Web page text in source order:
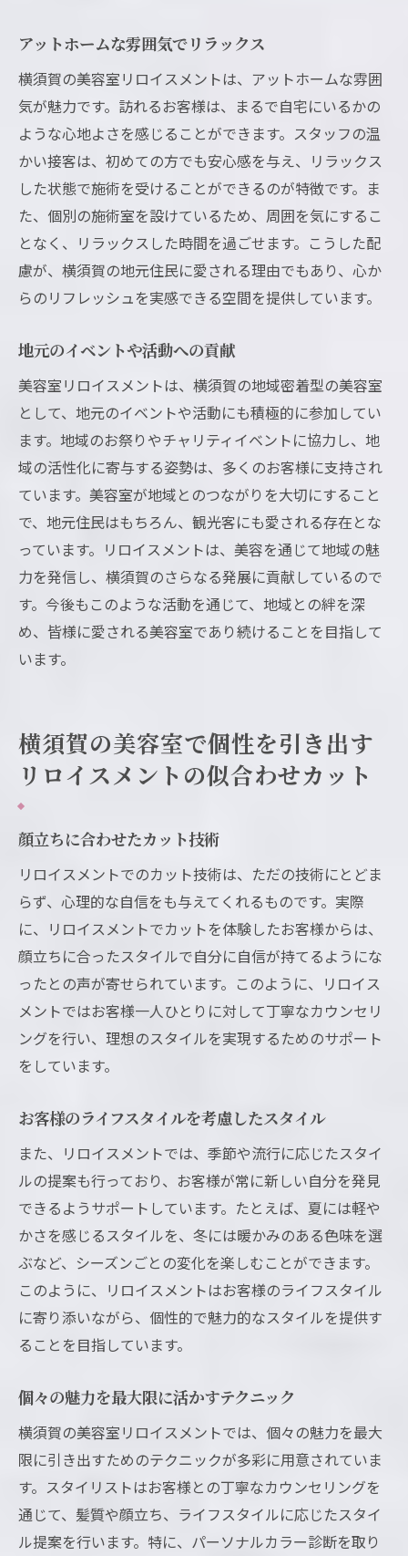
アットホームな雰囲気でリラックス
横須賀の美容室リロイスメントは、アットホームな雰囲
気が魅力です。訪れるお客様は、まるで自宅にいるかの
ような心地よさを感じることができます。スタッフの温
かい接客は、初めての方でも安心感を与え、リラックス
した状態で施術を受けることができるのが特徴です。ま
た、個別の施術室を設けているため、周囲を気にするこ
となく、リラックスした時間を過ごせます。こうした配
慮が、横須賀の地元住民に愛される理由でもあり、心か
らのリフレッシュを実感できる空間を提供しています。
地元のイベントや活動への貢献
美容室リロイスメントは、横須賀の地域密着型の美容室
として、地元のイベントや活動にも積極的に参加してい
ます。地域のお祭りやチャリティイベントに協力し、地
域の活性化に寄与する姿勢は、多くのお客様に支持され
ています。美容室が地域とのつながりを大切にすること
で、地元住民はもちろん、観光客にも愛される存在とな
っています。リロイスメントは、美容を通じて地域の魅
力を発信し、横須賀のさらなる発展に貢献しているので
す。今後もこのような活動を通じて、地域との絆を深
め、皆様に愛される美容室であり続けることを目指して
います。
横須賀の美容室で個性を引き出す
リロイスメントの似合わせカット
顔立ちに合わせたカット技術
リロイスメントでのカット技術は、ただの技術にとどま
らず、心理的な自信をも与えてくれるものです。実際
に、リロイスメントでカットを体験したお客様からは、
顔立ちに合ったスタイルで自分に自信が持てるようにな
ったとの声が寄せられています。このように、リロイス
メントではお客様一人ひとりに対して丁寧なカウンセリ
ングを行い、理想のスタイルを実現するためのサポート
をしています。
お客様のライフスタイルを考慮したスタイル
また、リロイスメントでは、季節や流行に応じたスタイ
ルの提案も行っており、お客様が常に新しい自分を発見
できるようサポートしています。たとえば、夏には軽や
かさを感じるスタイルを、冬には暖かみのある色味を選
ぶなど、シーズンごとの変化を楽しむことができます。
このように、リロイスメントはお客様のライフスタイル
に寄り添いながら、個性的で魅力的なスタイルを提供す
ることを目指しています。
個々の魅力を最大限に活かすテクニック
横須賀の美容室リロイスメントでは、個々の魅力を最大
限に引き出すためのテクニックが多彩に用意されていま
す。スタイリストはお客様との丁寧なカウンセリングを
通じて、髪質や顔立ち、ライフスタイルに応じたスタイ
ル提案を行います。特に、パーソナルカラー診断を取り